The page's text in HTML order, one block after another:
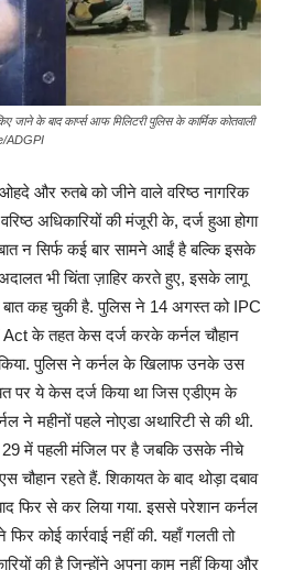
जाने के बाद कार्प्स आफ मिलिटरी पुलिस के कार्मिक कोतवाली
ADGPI
और रुतबे को जीने वाले वरिष्ठ नागरिक
अधिकारियों की मंजूरी के, दर्ज हुआ होगा
न सिर्फ कई बार सामने आईं है बल्कि इसके
भी चिंता ज़ाहिर करते हुए, इसके लागू
बात कह चुकी है. पुलिस ने 14 अगस्त को IPC
के तहत केस दर्ज करके कर्नल चौहान
किया. पुलिस ने कर्नल के खिलाफ उनके उस
पर ये केस दर्ज किया था जिस एडीएम के
ने महीनों पहले नोएडा अथारिटी से की थी.
में पहली मंजिल पर है जबकि उसके नीचे
चौहान रहते हैं. शिकायत के बाद थोड़ा दबाव
फिर से कर लिया गया. इससे परेशान कर्नल
कोई कार्रवाई नहीं की. यहाँ गलती तो
की है जिन्होंने अपना काम नहीं किया और